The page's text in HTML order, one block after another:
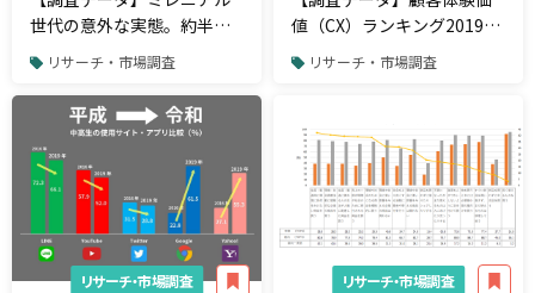
世代の意外な実態。約半数
が「無理をしてでも欲しい
ものを購入したい」と高い
購買欲求が明らかに
リサーチ・市場調査
値（CX）ランキング2019。
1位カゴメ、2位クラブツー
リズムと上位は食品会社や
リサーチ・市場調査
リサーチ・市場調査 リサーチ・市場調査